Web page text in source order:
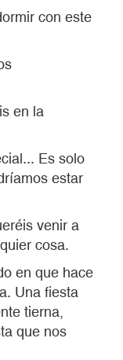
con este
en la
Es solo
estar
venir a
cosa.
en que hace
Una fiesta
tierna,
que nos